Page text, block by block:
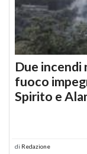
Due incendi
fuoco
Spirito e
di Redazione